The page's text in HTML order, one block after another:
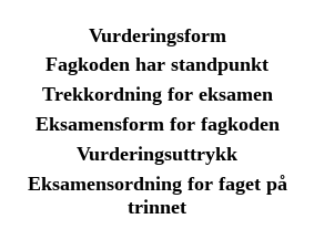
Vurderingsform
Fagkoden har standpunkt
Trekkordning for eksamen
Eksamensform for fagkoden
Vurderingsuttrykk
Eksamensordning for faget på
trinnet